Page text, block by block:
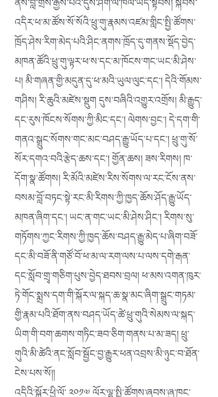
ནས་བློ་གྲོས་རྒྱས་པའི་དུས་ཤིག་ལ་ཁེལ་ཡོད་སྟབས། སྐབས་
འདིར་ཕ་མ་ཚོས་སོ་སོའི་ཕྲུ་གུ་རྣམས་འཛམ་གླིང་སྤྱི་ཚོགས་
ཁྲོད་ཤེས་རིག་མེད་པའི་ཤིང་ནགས་ཁྲོད་དུ་གནས་སྡོད་བྱེད་
མཁན་ཚོའི་ཕྲུ་གུ་ལྟར་ཕ་ས་དང་མ་ཁོངས་གང་ཡང་མི་ཤེས་
པ། མི་གཞན་གྱི་མདུན་དུ་ཕ་མའི་ཡུལ་ལུང་དང་། དེའི་གོམས་
གཤིས། རི་ཆུའི་མཛེས་སྡུག དུས་བཞིའི་འགྱུར་འགྲོས། མི་རྒྱུད་
དང་རུས་ཁོངས་སོགས་ཀྱི་མིང་དང་། ལེགས་བྱང་། དེ་དག་གི་
གནའ་སྒྲུང་སོགས་གང་མང་བཤད་རྒྱུ་ཡོད་པ་དང་། ཕྲུ་གུ་སོ་
སོར་དགའ་བའི་རྩེད་ཆས་དང་། གྱོན་ཆས། ཟས་རིགས། ཁ་
དོག་སྣ་ཚོགས། རི་མོའི་མཛེས་རིས་སོགས་ལ་རང་ངོས་ནས་
བསམ་བློ་བཏང་སྟེ་རང་མི་རིགས་ཀྱི་ཁྱད་ཆོས་ཤོད་རྒྱུ་ཡོད་
མཁན་ཞིག་དང་། ཡང་ན་གང་ཡང་མི་ཤེས་ཤིང་། རིགས་སུ་
གཏོགས་ཀྱང་རིགས་ཀྱི་ཁྱད་ཆོས་བཤད་རྒྱུ་མེད་པ་ཞིག་བཟོ་
དང་མི་བཟོ་ནི་གཙོ་བོ་ཕ་མ་ལ་རག་ལས་པ་ལས་དགེ་རྒན་
དང་སློབ་གྲྭ་གཅིག་པུས་བྱེད་ཐབས་བྲལ། ཕ་མས་འགན་ཁུར་
ཏེ་གོང་སྨྲས་དག་གི་སྐོར་ལ་སྐད་ཆ་སྣ་མང་ཞིག་སྒྲུང་གཏམ་
གྱི་རྣམ་པའི་ཐོག་ནས་བཤད་ཡོད་ཚེ་ཕྲུ་གུའི་སེམས་ལ་སྐད་
ཡིག་གི་བག་ཆགས་གཏིང་ཟབ་ཅིག་གནས་པ་མ་ཟད། ཕྲུ་
གུའི་མི་ཚེའི་ནང་སློབ་སྦྱོང་བྱ་རྒྱུར་ཕན་འབྲས་མི་ཉུང་བ་ཐོན་
ངེས་པས་སོ།།